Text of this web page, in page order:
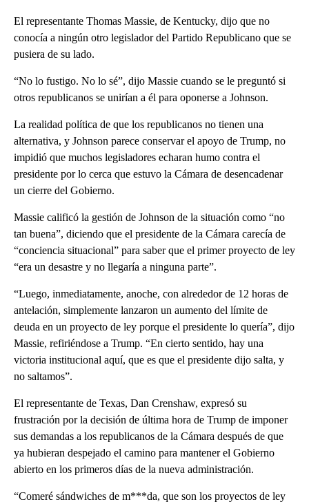
El representante Thomas Massie, de Kentucky, dijo que no
conocía a ningún otro legislador del Partido Republicano que se
pusiera de su lado.
“No lo fustigo. No lo sé”, dijo Massie cuando se le preguntó si
otros republicanos se unirían a él para oponerse a Johnson.
La realidad política de que los republicanos no tienen una
alternativa, y Johnson parece conservar el apoyo de Trump, no
impidió que muchos legisladores echaran humo contra el
presidente por lo cerca que estuvo la Cámara de desencadenar
un cierre del Gobierno.
Massie calificó la gestión de Johnson de la situación como “no
tan buena”, diciendo que el presidente de la Cámara carecía de
“conciencia situacional” para saber que el primer proyecto de ley
“era un desastre y no llegaría a ninguna parte”.
“Luego, inmediatamente, anoche, con alrededor de 12 horas de
antelación, simplemente lanzaron un aumento del límite de
deuda en un proyecto de ley porque el presidente lo quería”, dijo
Massie, refiriéndose a Trump. “En cierto sentido, hay una
victoria institucional aquí, que es que el presidente dijo salta, y
no saltamos”.
El representante de Texas, Dan Crenshaw, expresó su
frustración por la decisión de última hora de Trump de imponer
sus demandas a los republicanos de la Cámara después de que
ya hubieran despejado el camino para mantener el Gobierno
abierto en los primeros días de la nueva administración.
“Comeré sándwiches de m***da, que son los proyectos de ley